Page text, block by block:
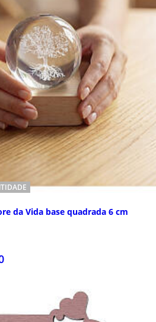
da Vida base quadrada 6 cm